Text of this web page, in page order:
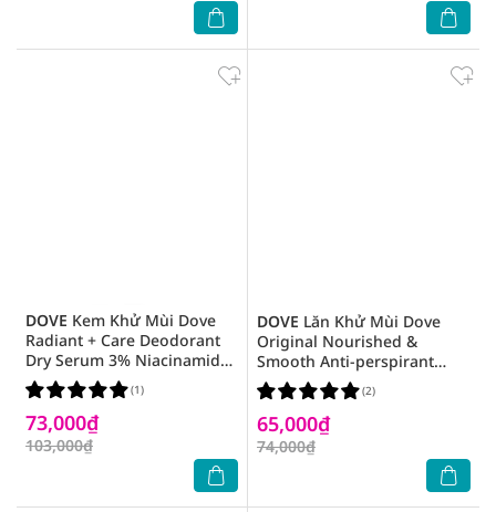
DOVE Kem Khử Mùi Dove
Radiant + Care Deodorant
Dry Serum 3% Niacinamide
+ 10X Omega6 40ml
73,000₫
103,000₫
(1)
DOVE Lăn Khử Mùi Dove
Original Nourished &
Smooth Anti-perspirant
40ml
65,000₫
74,000₫
(2)